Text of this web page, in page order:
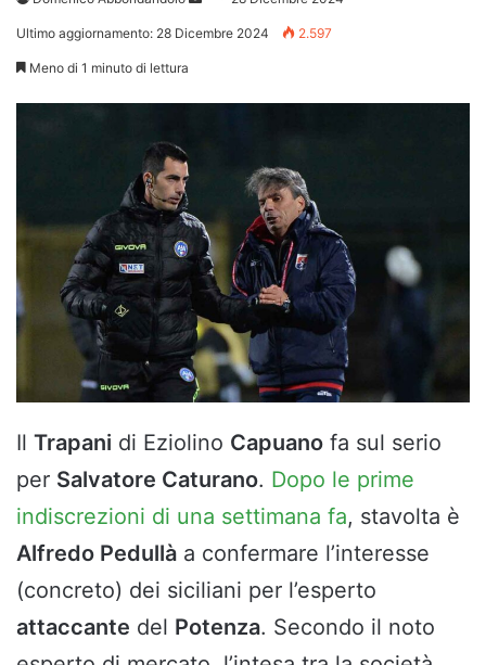
Ultimo aggiornamento: 28 Dicembre 2024 2.597
Meno di 1 minuto di lettura
Il Trapani di Eziolino Capuano fa sul serio
per Salvatore Caturano. Dopo le prime
indiscrezioni di una settimana fa, stavolta è
Alfredo Pedullà a confermare l’interesse
(concreto) dei siciliani per l’esperto
attaccante del Potenza. Secondo il noto